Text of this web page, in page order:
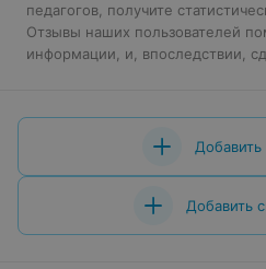
педагогов, получите
Отзывы наших пользователей
информации, и, впоследствии,
Добавить